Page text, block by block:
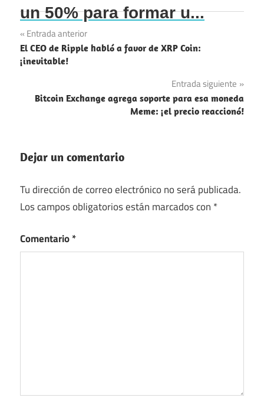
un 50% para formar u...
Navegación
de
Entrada anterior
El CEO de Ripple habló a favor de XRP Coin:
¡inevitable!
Entrada siguiente
Bitcoin Exchange agrega soporte para esa moneda
Meme: ¡el precio reaccionó!
Dejar un comentario
Tu dirección de correo electrónico no será publicada.
Los campos obligatorios están marcados con *
Comentario*